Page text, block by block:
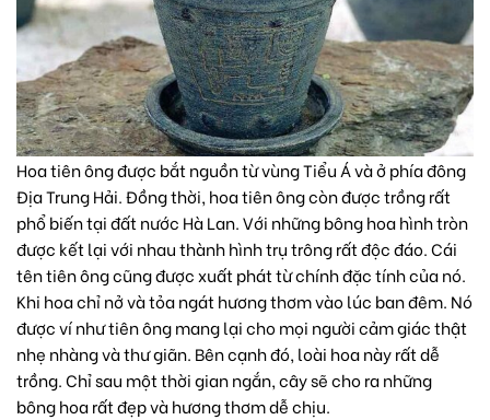
Hoa tiên ông được bắt nguồn từ vùng Tiểu Á và ở phía đông
Địa Trung Hải. Đồng thời, hoa tiên ông còn được trồng rất
phổ biến tại đất nước Hà Lan. Với những bông hoa hình tròn
được kết lại với nhau thành hình trụ trông rất độc đáo. Cái
tên tiên ông cũng được xuất phát từ chính đặc tính của nó.
Khi hoa chỉ nở và tỏa ngát hương thơm vào lúc ban đêm. Nó
được ví như tiên ông mang lại cho mọi người cảm giác thật
nhẹ nhàng và thư giãn. Bên cạnh đó, loài hoa này rất dễ
trồng. Chỉ sau một thời gian ngắn, cây sẽ cho ra những
bông hoa rất đẹp và hương thơm dễ chịu.